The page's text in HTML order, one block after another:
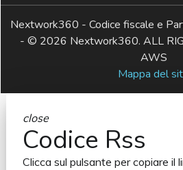
Nextwork360 - Codice fiscale e
- © 2026 Nextwork360. ALL
AWS
Mappa del
close
Codice Rss
Clicca sul pulsante per copiare il